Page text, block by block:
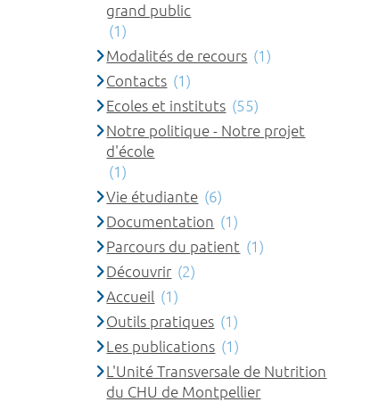
grand public
(1)
Modalités de recours (1)
Contacts (1)
Ecoles et instituts (55)
Notre politique - Notre projet
d'école
(1)
Vie étudiante (6)
Documentation (1)
Parcours du patient (1)
Découvrir (2)
Accueil (1)
Outils pratiques (1)
Les publications (1)
L'Unité Transversale de Nutrition
du CHU de Montpellier